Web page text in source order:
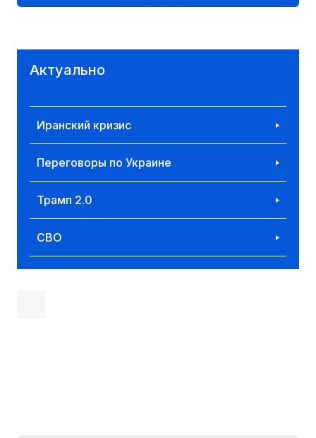
Актуально
Иранский кризис
Переговоры по Украине
Трамп 2.0
СВО